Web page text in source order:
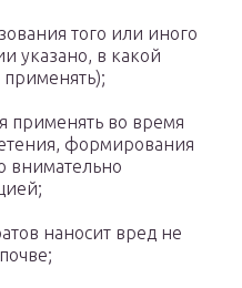
того или иного
указано, в какой
применять во время
формирования
внимательно
наносит вред не